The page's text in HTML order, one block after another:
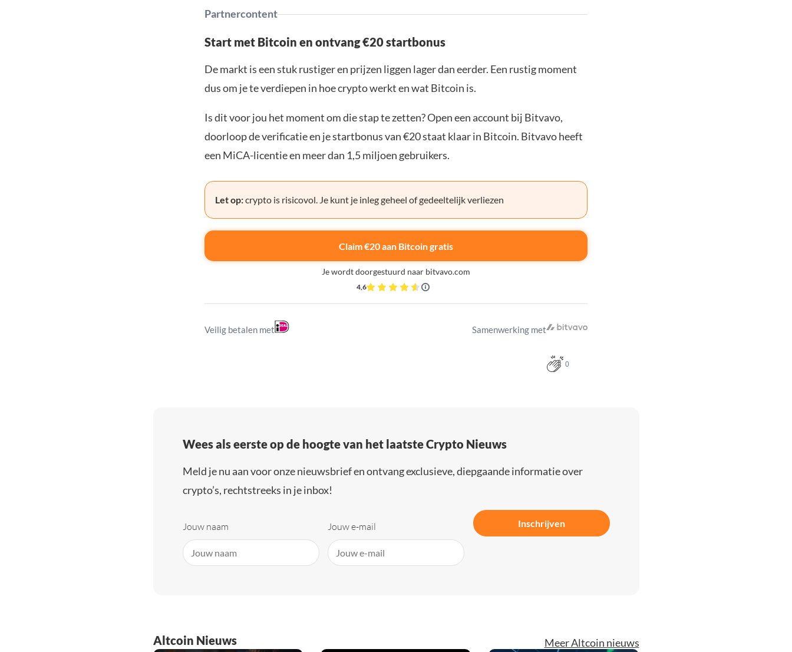
Partnercontent
Start met Bitcoin en ontvang €20 startbonus
De markt is een stuk rustiger en prijzen liggen lager dan eerder. Een rustig moment
dus om je te verdiepen in hoe crypto werkt en wat Bitcoin is.
Is dit voor jou het moment om die stap te zetten? Open een account bij Bitvavo,
doorloop de verificatie en je startbonus van €20 staat klaar in Bitcoin. Bitvavo heeft
een MiCA-licentie en meer dan 1,5 miljoen gebruikers.
Let op:crypto is risicovol. Je kunt je inleg geheel of gedeeltelijk verliezen
Claim €20 aan Bitcoin gratis
Je wordt doorgestuurd naar bitvavo.com
4,6
Veilig betalen met Samenwerking met
0
Wees als eerste op de hoogte van het laatste Crypto Nieuws
Meld je nu aan voor onze nieuwsbrief en ontvang exclusieve, diepgaande informatie over
crypto’s, rechtstreeks in je inbox!
Jouw naam Jouw e-mail Inschrijven
Altcoin Nieuws Meer Altcoin nieuws